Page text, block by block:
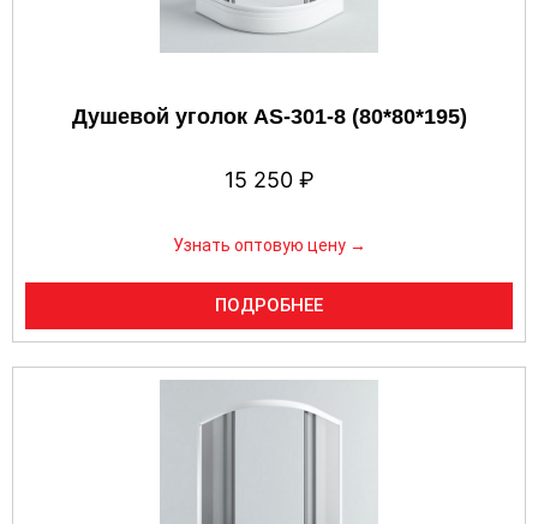
Душевой уголок AS-301-8 (80*80*195)
15 250 ₽
Узнать оптовую цену →
ПОДРОБНЕЕ